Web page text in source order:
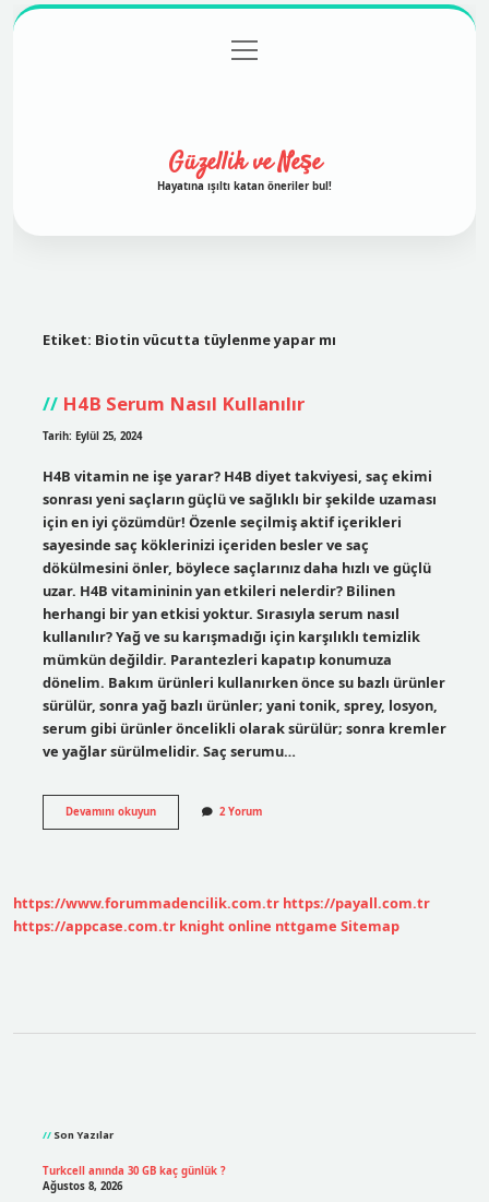
Gizlilik Politikası
menüyü
aç
Güzellik ve Neşe
Hayatına ışıltı katan öneriler bul!
Etiket: Biotin vücutta tüylenme yapar mı
H4B Serum Nasıl Kullanılır
Tarih: Eylül 25, 2024
H4B vitamin ne işe yarar? H4B diyet takviyesi, saç ekimi
sonrası yeni saçların güçlü ve sağlıklı bir şekilde uzaması
için en iyi çözümdür! Özenle seçilmiş aktif içerikleri
sayesinde saç köklerinizi içeriden besler ve saç
dökülmesini önler, böylece saçlarınız daha hızlı ve güçlü
uzar. H4B vitamininin yan etkileri nelerdir? Bilinen
herhangi bir yan etkisi yoktur. Sırasıyla serum nasıl
kullanılır? Yağ ve su karışmadığı için karşılıklı temizlik
mümkün değildir. Parantezleri kapatıp konumuza
dönelim. Bakım ürünleri kullanırken önce su bazlı ürünler
sürülür, sonra yağ bazlı ürünler; yani tonik, sprey, losyon,
serum gibi ürünler öncelikli olarak sürülür; sonra kremler
ve yağlar sürülmelidir. Saç serumu…
Devamını okuyunH4B
Serum
2 Yorum
https://www.forummadencilik.com.tr https://payall.com.tr
https://appcase.com.tr knight online nttgame Sitemap
Son Yazılar
Turkcell anında 30 GB kaç günlük ?
Ağustos 8, 2026